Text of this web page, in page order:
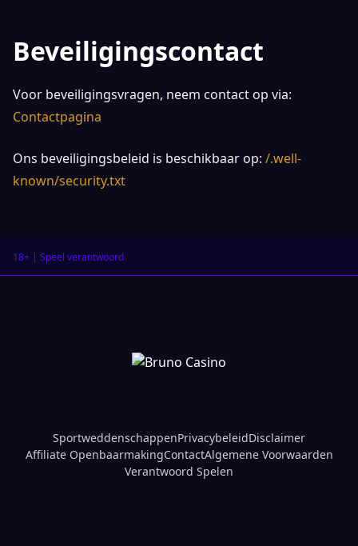
Beveiligingscontact
Voor beveiligingsvragen, neem contact op via:
Contactpagina
Ons beveiligingsbeleid is beschikbaar op: /.well-
known/security.txt
18+ | Speel verantwoord
SportweddenschappenPrivacybeleidDisclaimer
Affiliate OpenbaarmakingContactAlgemene Voorwaarden
Verantwoord Spelen